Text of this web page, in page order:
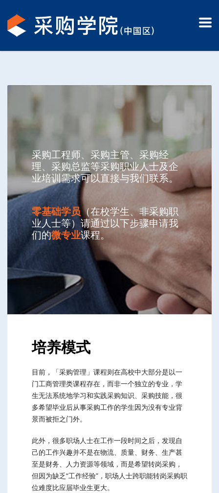
采购工程师、采购主管、采购经
理、采购总监等采购职业人士及企
业培训需求可以直接与我们联系。
零基础学员（在校学生、非采购职
业人士等）请通过以下步骤申请我
们的微专业课程。
培养模式
目前，「采购管理」课程则在高校中大部分是以一
门工商管理类课程存在，而非一个独立的专业，学
生无法系统地学习和实践采购知识、采购技能，很
多希望毕业后从事采购工作的学生因为没有专业背
景而被拒之门外。
此外，很多职场人士在工作一段时间之后，发现自
己的工作兴趣并不是在物流、质量、财务、生产甚
至是财务、人力资源等领域，而是希望转岗采购，
但因为缺乏“工作经验”，职场人士跨职能转岗采购职
位难度比应届毕业生更大。